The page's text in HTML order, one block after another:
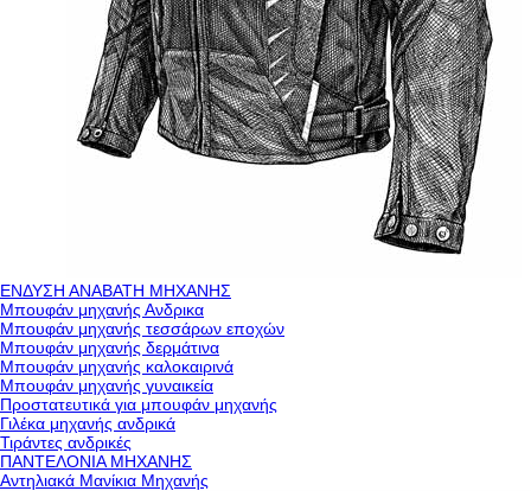
ΕΝΔΥΣΗ ΑΝΑΒΑΤΗ ΜΗΧΑΝΗΣ
Μπουφάν μηχανής Ανδρικα
Μπουφάν μηχανής τεσσάρων εποχών
Μπουφάν μηχανής δερμάτινα
Μπουφάν μηχανής καλοκαιρινά
Μπουφάν μηχανής γυναικεία
Προστατευτικά για μπουφάν μηχανής
Γιλέκα μηχανής ανδρικά
Τιράντες ανδρικές
ΠΑΝΤΕΛΟΝΙΑ ΜΗΧΑΝΗΣ
Αντηλιακά Μανίκια Μηχανής